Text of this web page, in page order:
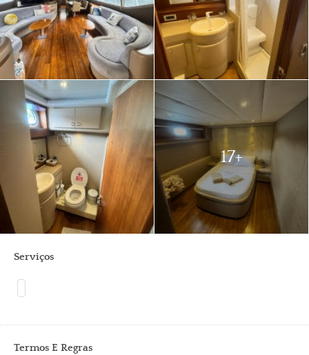
17+
Serviços
Termos E Regras